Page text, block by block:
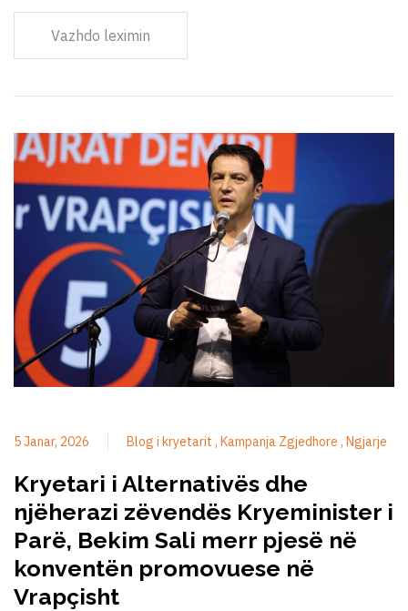
Vazhdo leximin
5 Janar, 2026 Blog i kryetarit Kampanja Zgjedhore Ngjarje
Kryetari i Alternativës dhe
njëherazi zëvendës Kryeminister i
Parë, Bekim Sali merr pjesë në
konventën promovuese në
Vrapçisht